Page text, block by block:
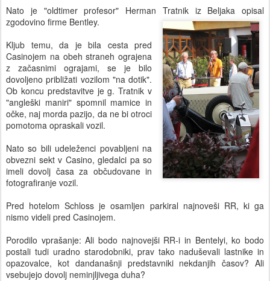
Nato je "oldtimer profesor" Herman Tratnik iz Beljaka opisal
zgodovino firme Bentley.
Kljub temu, da je bila cesta pred
Casinojem na obeh straneh ograjena
z začasnimi ograjami, se je bilo
dovoljeno približati vozilom "na dotik".
Ob koncu predstavitve je g. Tratnik v
"angleški maniri" spomnil mamice in
očke, naj morda pazijo, da ne bi otroci
pomotoma opraskali vozil.
Nato so bili udeleženci povabljeni na
obvezni sekt v Casino, gledalci pa so
imeli dovolj časa za občudovane in
fotografiranje vozil.
Pred hotelom Schloss je osamljen parkiral najnoveši RR, ki ga
nismo videli pred Casinojem.
Porodilo vprašanje: Ali bodo najnovejši RR-i in Bentelyi, ko bodo
postali tudi uradno starodobniki, prav tako naduševali lastnike in
opazovalce, kot dandanašnji predstavniki nekdanjih časov? Ali
vsebujejo dovolj neminjljivega duha?